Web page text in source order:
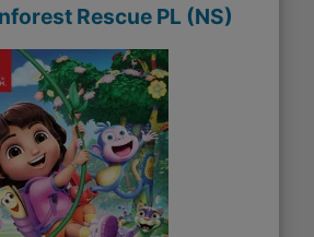
Rescue PL (NS)